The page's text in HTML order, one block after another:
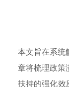
本文旨在系统
章将梳理政策
扶持的强化效